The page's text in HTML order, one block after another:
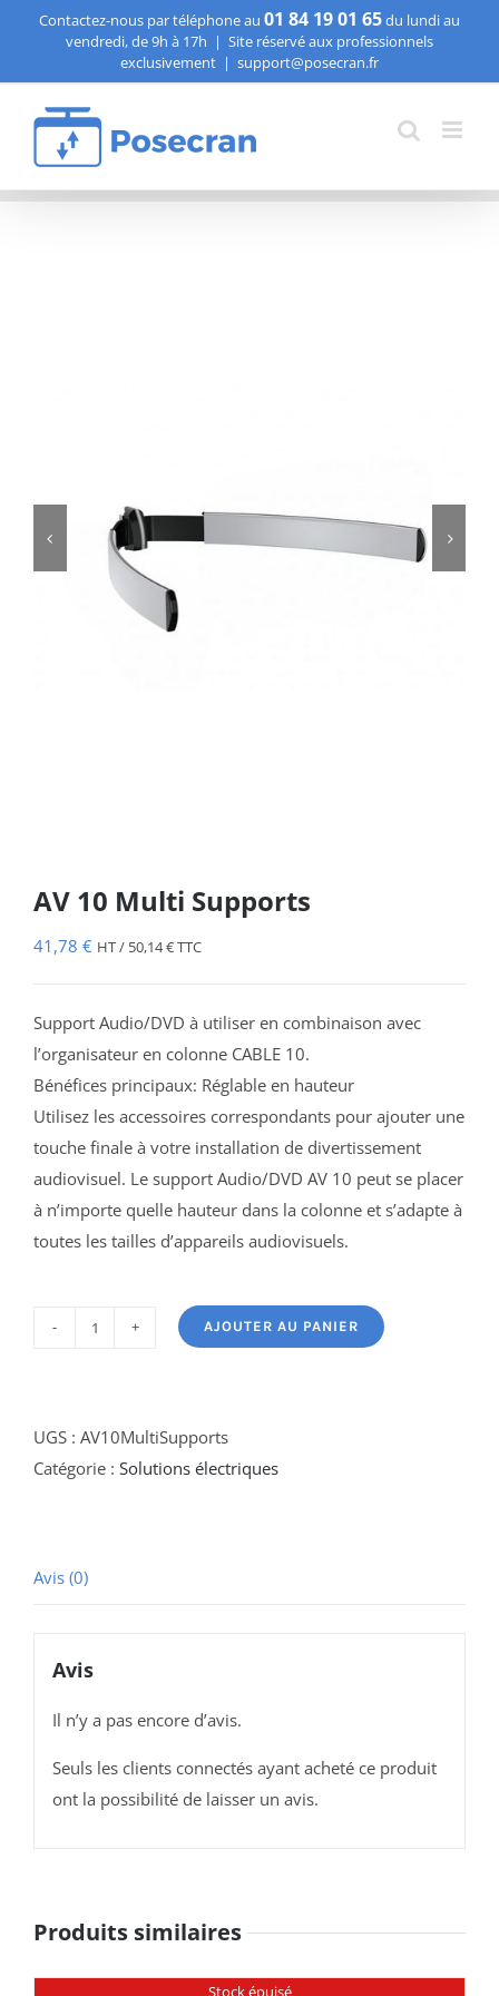
Passer
contenu
Contactez-nous par téléphone au 01 84 19 01 65du lundi au
vendredi, de 9h à 17h | Site réservé aux professionnels
exclusivement | support@posecran.fr
 
AV 10 Multi Supports
41,78 € HT / 50,14€TTC
Support Audio/DVD à utiliser en combinaison avec
l’organisateur en colonne CABLE 10.
Bénéfices principaux: Réglable en hauteur
Utilisez les accessoires correspondants pour ajouter une
touche finale à votre installation de divertissement
audiovisuel. Le support Audio/DVD AV 10 peut se placer
à n’importe quelle hauteur dans la colonne et s’adapte à
toutes les tailles d’appareils audiovisuels.
10
Multi
AJOUTER AU PANIER
UGS : AV10MultiSupports
Catégorie : Solutions électriques
Avis (0)
Avis
Il n’y a pas encore d’avis.
Seuls les clients connectés ayant acheté ce produit
ont la possibilité de laisser un avis.
Produits similaires
Stock épuisé